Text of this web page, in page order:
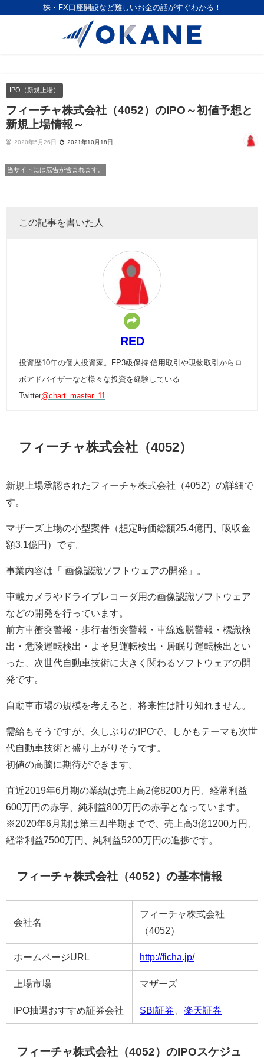
株・FX口座開設など難しいお金の話がすぐわかる！
IPO（新規上場）
フィーチャ株式会社（4052）のIPO～初値予想と
新規上場情報～
2020年5月26日 2021年10月18日
当サイトには広告が含まれます。
この記事を書いた人
RED
投資歴10年の個人投資家。FP3級保持 信用取引や現物取引からロ
ボアドバイザーなど様々な投資を経験している
Twitter@chart_master_11
フィーチャ株式会社（4052）
新規上場承認されたフィーチャ株式会社（4052）の詳細で
す。
マザーズ上場の小型案件（想定時価総額25.4億円、吸収金
額3.1億円）です。
事業内容は「 画像認識ソフトウェアの開発」。
車載カメラやドライブレコーダ用の画像認識ソフトウェア
などの開発を行っています。
前方車衝突警報・歩行者衝突警報・車線逸脱警報・標識検
出・危険運転検出・よそ見運転検出・居眠り運転検出とい
った、次世代自動車技術に大きく関わるソフトウェアの開
発です。
自動車市場の規模を考えると、将来性は計り知れません。
需給もそうですが、久しぶりのIPOで、しかもテーマも次世
代自動車技術と盛り上がりそうです。
初値の高騰に期待ができます。
直近2019年6月期の業績は売上高2億8200万円、経常利益
600万円の赤字、純利益800万円の赤字となっています。
※2020年6月期は第三四半期までで、売上高3億1200万円、
経常利益7500万円、純利益5200万円の進捗です。
フィーチャ株式会社（4052）の基本情報
会社名
フィーチャ株式会社
（4052）
ホームページURL http://ficha.jp/
上場市場 マザーズ
IPO抽選おすすめ証券会社 SBI証券 楽天証券
フィーチャ株式会社（4052）のIPOスケジュ